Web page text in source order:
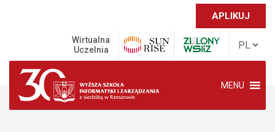
APLIKUJ
Wirtualna
Uczelnia
MENU